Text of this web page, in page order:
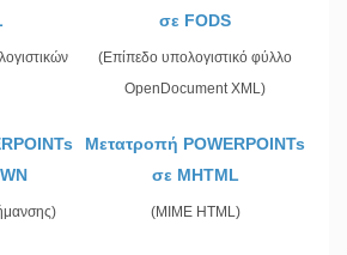
σε FODS
(Επίπεδο υπολογιστικό φύλλο
OpenDocument XML)
Μετατροπή POWERPOINTs
σε MHTML
(MIME HTML)